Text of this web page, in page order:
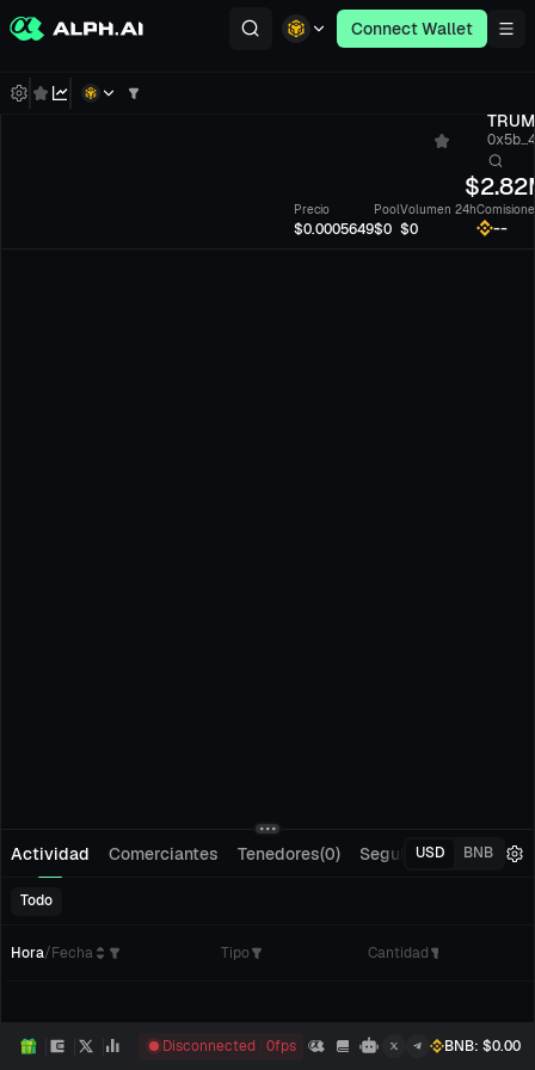
Connect Wallet
$
Precio
$0.0005649
Pool
$0
Volumen 24h
$0 --
Actividad Comerciantes Tenedores(0) Seguimiento(0)
USD BNB
Todo
Hora/Fecha Tipo Cantidad
Disconnected 0fps BNB: $0.00